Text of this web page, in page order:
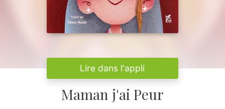
Lire dans l'appli
Maman j'ai Peur